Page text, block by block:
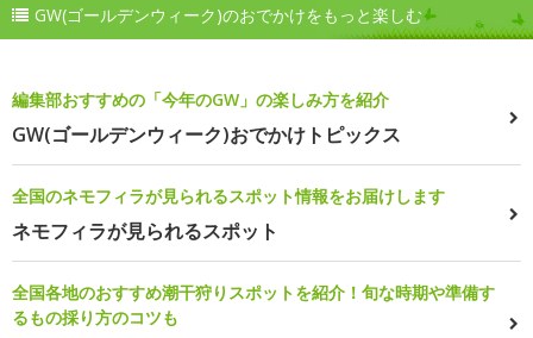
GW(ゴールデンウィーク)のおでかけをもっと楽しむ
編集部おすすめの「今年のGW」の楽しみ方を紹介
GW(ゴールデンウィーク)おでかけトピックス
全国のネモフィラが見られるスポット情報をお届けします
ネモフィラが見られるスポット
全国各地のおすすめ潮干狩りスポットを紹介！旬な時期や準備す
るもの採り方のコツも